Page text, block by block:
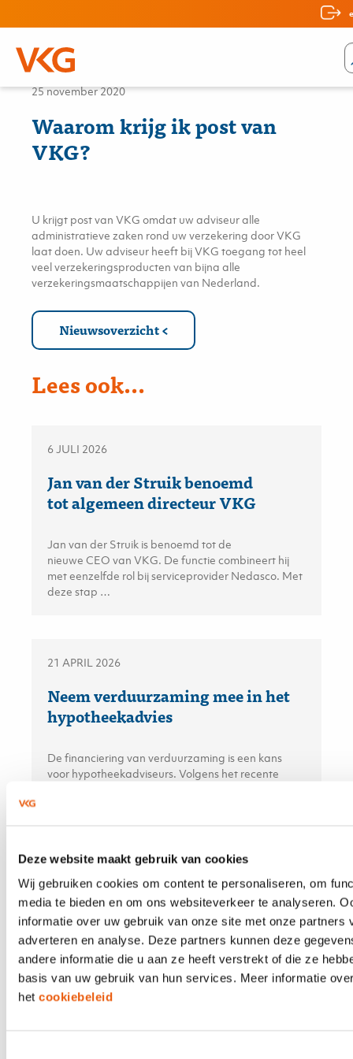
Deze website maakt gebruik van cookies
Wij gebruiken cookies om content te personaliseren, om
media te bieden en om ons websiteverkeer te analyseren.
informatie over uw gebruik van onze site met onze partners
adverteren en analyse. Deze partners kunnen deze
andere informatie die u aan ze heeft verstrekt of die ze
basis van uw gebruik van hun services. Meer informatie
het cookiebeleid
Nieuws
25 november 2020
Waarom krijg ik post van
VKG?
U krijgt post van VKG omdat uw adviseur alle
administratieve zaken rond uw verzekering door VKG
laat doen. Uw adviseur heeft bij VKG toegang tot heel
veel verzekeringsproducten van bijna alle
verzekeringsmaatschappijen van Nederland.
Nieuwsoverzicht
Lees ook...
6 JULI 2026
Jan van der Struik benoemd
tot algemeen directeur VKG
Jan van der Struik is benoemd tot de
nieuwe CEO van VKG. De functie combineert hij
met eenzelfde rol bij serviceprovider Nedasco. Met
deze stap …
21 APRIL 2026
Neem verduurzaming mee in het
hypotheekadvies
De financiering van verduurzaming is een kans
voor hypotheekadviseurs. Volgens het recente
21 APRIL 2026
Aplaza en Solera; maar dan écht
eenvoudig
De integratie van Aplaza en Solera/TIME is in